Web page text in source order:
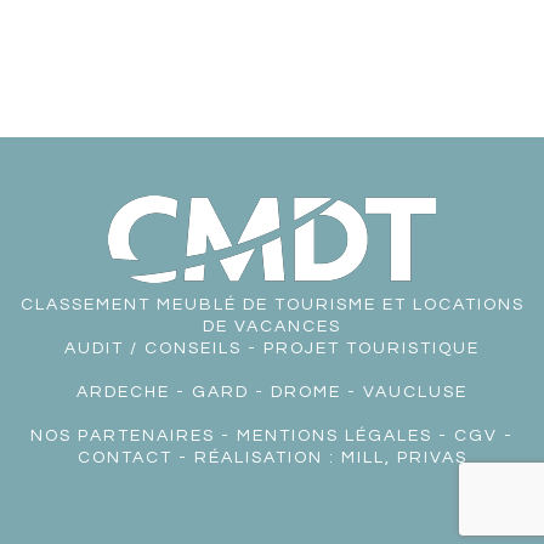
CLASSEMENT MEUBLÉ DE TOURISME ET LOCATIONS
DE VACANCES
AUDIT / CONSEILS - PROJET TOURISTIQUE
ARDECHE - GARD - DROME - VAUCLUSE
NOS PARTENAIRES - MENTIONS LÉGALES - CGV -
CONTACT - RÉALISATION : MILL, PRIVAS